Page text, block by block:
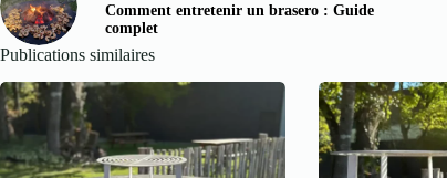
Comment entretenir un brasero : Guide
complet
Publications similaires